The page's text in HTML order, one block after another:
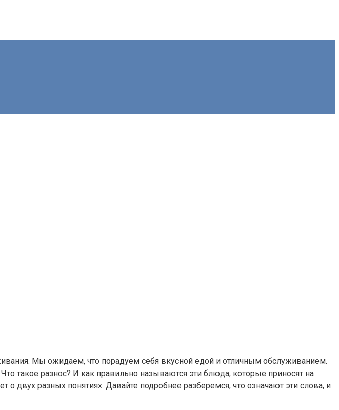
Мы ожидаем, что порадуем себя вкусной едой и отличным обслуживанием.
такое разнос? И как правильно называются эти блюда, которые приносят на
двух разных понятиях. Давайте подробнее разберемся, что означают эти слова, и